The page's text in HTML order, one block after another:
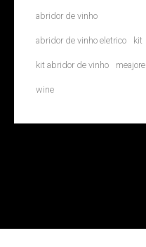
abridor de vinho
abridor de vinho eletrico kit
kit abridor de vinho meajore
wine